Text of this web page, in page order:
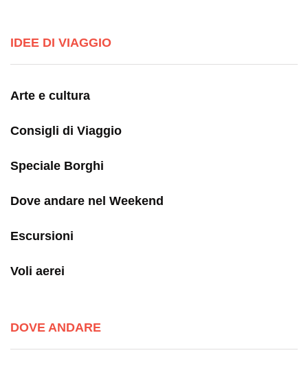
IDEE DI VIAGGIO
Arte e cultura
Consigli di Viaggio
Speciale Borghi
Dove andare nel Weekend
Escursioni
Voli aerei
DOVE ANDARE